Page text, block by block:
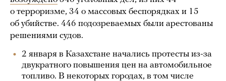
о терроризме, 34 о массовых беспорядках и 15
об убийстве. 446 подозреваемых были арестованы
решениями судов.
2 января в Казахстане начались протесты из-за
двукратного повышения цен на автомобильное
топливо. В некоторых городах, в том числе